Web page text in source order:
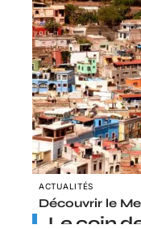
ACTUALITÉS
Découvrir le
Le coin